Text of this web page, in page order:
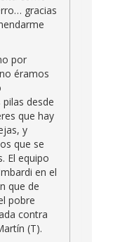
gracias
por
éramos
desde
que hay
y
que se
El equipo
en el
que de
pobre
contra
(T).